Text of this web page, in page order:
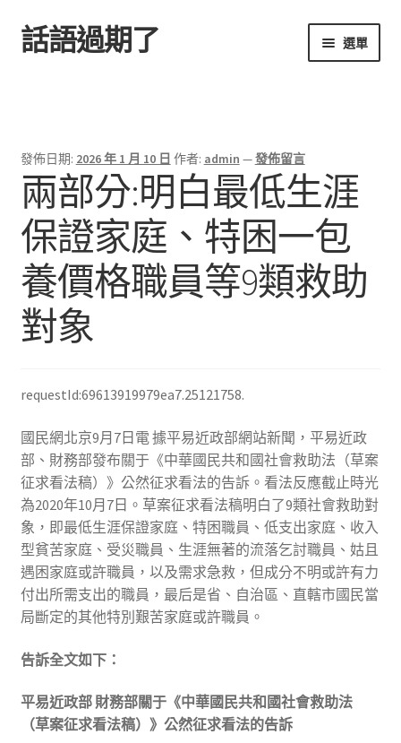
跳
至
跳
至
話語過期了 選單
發佈日期: 2026 年 1 月 10 日 作者: admin —發佈留言
兩部分:明白最低生涯
保證家庭、特困一包
養價格職員等9類救助
對象
requestId:69613919979ea7.25121758.
國民網北京9月7日電 據平易近政部網站新聞，平易近政
部、財務部發布關于《中華國民共和國社會救助法（草案
征求看法稿）》公然征求看法的告訴。看法反應截止時光
為2020年10月7日。草案征求看法稿明白了9類社會救助對
象，即最低生涯保證家庭、特困職員、低支出家庭、收入
型貧苦家庭、受災職員、生涯無著的流落乞討職員、姑且
遇困家庭或許職員，以及需求急救，但成分不明或許有力
付出所需支出的職員，最后是省、自治區、直轄市國民當
局斷定的其他特別艱苦家庭或許職員。
告訴全文如下：
平易近政部 財務部關于《中華國民共和國社會救助法
（草案征求看法稿）》公然征求看法的告訴